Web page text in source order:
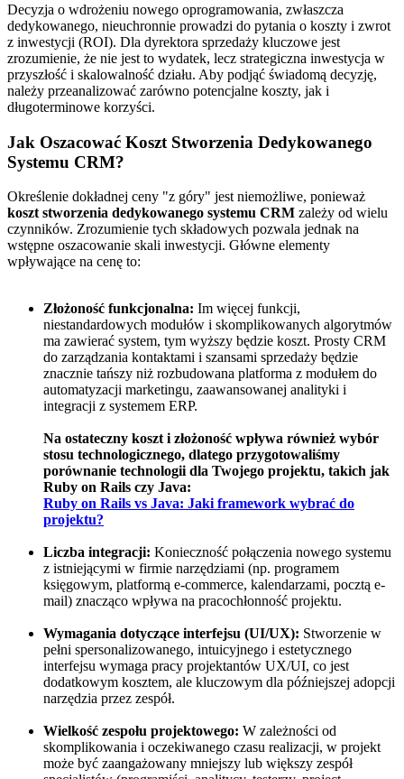
Decyzja o wdrożeniu nowego oprogramowania, zwłaszcza
dedykowanego, nieuchronnie prowadzi do pytania o koszty i zwrot
z inwestycji (ROI). Dla dyrektora sprzedaży kluczowe jest
zrozumienie, że nie jest to wydatek, lecz strategiczna inwestycja w
przyszłość i skalowalność działu. Aby podjąć świadomą decyzję,
należy przeanalizować zarówno potencjalne koszty, jak i
długoterminowe korzyści.
Jak Oszacować Koszt Stworzenia Dedykowanego
Systemu CRM?
Określenie dokładnej ceny "z góry" jest niemożliwe, ponieważ
koszt stworzenia dedykowanego systemu CRM zależy od wielu
czynników. Zrozumienie tych składowych pozwala jednak na
wstępne oszacowanie skali inwestycji. Główne elementy
wpływające na cenę to:
Złożoność funkcjonalna: Im więcej funkcji,
niestandardowych modułów i skomplikowanych algorytmów
ma zawierać system, tym wyższy będzie koszt. Prosty CRM
do zarządzania kontaktami i szansami sprzedaży będzie
znacznie tańszy niż rozbudowana platforma z modułem do
automatyzacji marketingu, zaawansowanej analityki i
integracji z systemem ERP.
Na ostateczny koszt i złożoność wpływa również wybór
stosu technologicznego, dlatego przygotowaliśmy
porównanie technologii dla Twojego projektu, takich jak
Ruby on Rails czy Java:
Ruby on Rails vs Java: Jaki framework wybrać do
projektu?
Liczba integracji: Konieczność połączenia nowego systemu
z istniejącymi w firmie narzędziami (np. programem
księgowym, platformą e-commerce, kalendarzami, pocztą e-
mail) znacząco wpływa na pracochłonność projektu.
Wymagania dotyczące interfejsu (UI/UX): Stworzenie w
pełni spersonalizowanego, intuicyjnego i estetycznego
interfejsu wymaga pracy projektantów UX/UI, co jest
dodatkowym kosztem, ale kluczowym dla późniejszej adopcji
narzędzia przez zespół.
Wielkość zespołu projektowego: W zależności od
skomplikowania i oczekiwanego czasu realizacji, w projekt
może być zaangażowany mniejszy lub większy zespół